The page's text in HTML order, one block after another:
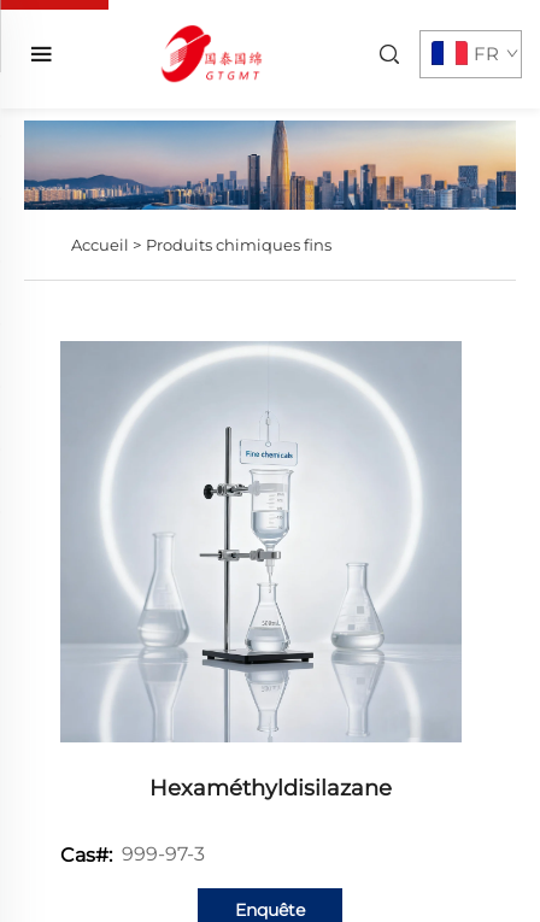
FR
Accueil > Produits chimiques fins
Hexaméthyldisilazane
Cas#: 999-97-3
Enquête